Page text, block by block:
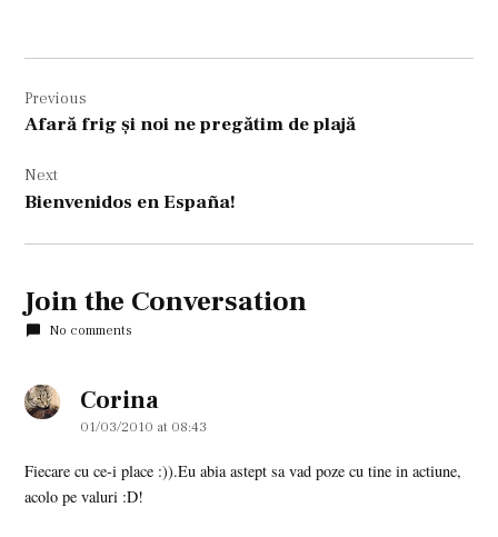
în
articole
Previous
Afară frig şi noi ne pregătim de plajă
Next
Bienvenidos en España!
Join the Conversation
No comments
Corina
01/03/2010 at 08:43
Fiecare cu ce-i place :)).Eu abia astept sa vad poze cu tine in actiune,
acolo pe valuri :D!